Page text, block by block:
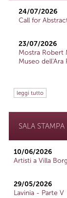
24/07/2026
Call for
23/07/2026
Mostra Robert
Museo dell'Ara
leggi tutto
SALA STAMPA
10/06/2026
Artisti a Villa
29/05/2026
Lavinia - Parte V